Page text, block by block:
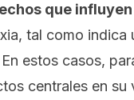
que influyen
tal como indica
estos casos,
centrales en su